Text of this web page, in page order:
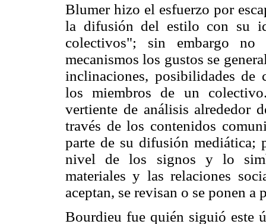
Blumer hizo el esfuerzo por
la difusión del estilo con su
colectivos"; sin embargo no
mecanismos los gustos se
inclinaciones, posibilidades de
los miembros de un
vertiente de análisis alrededor
través de los contenidos
parte de su difusión mediática;
nivel de los signos y lo
materiales y las relaciones
aceptan, se revisan o se ponen
Bourdieu fue quién siguió este